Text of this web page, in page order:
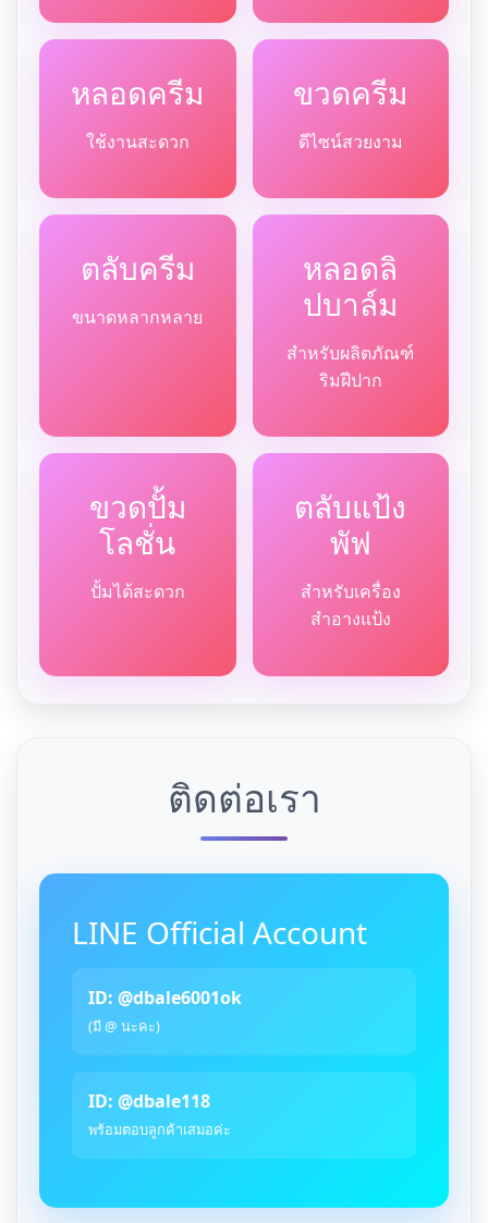
หลอดครีม
ใช้งานสะดวก
ขวดครีม
ดีไซน์สวยงาม
ตลับครีม
ขนาดหลากหลาย
หลอดลิ
ปบาล์ม
สำหรับผลิตภัณฑ์
ริมฝีปาก
ขวดปั้ม
โลชั่น
ปั้มได้สะดวก
ตลับแป้ง
พัฟ
สำหรับเครื่อง
สำอางแป้ง
ติดต่อเรา
LINE Official Account
ID: @dbale6001ok
(มี @ นะคะ)
ID: @dbale118
พร้อมตอบลูกค้าเสมอค่ะ